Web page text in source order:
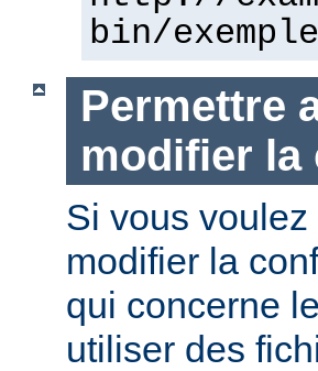
bin/
Permettre
modifier la
Si vous
modifier la
qui concerne
utiliser des